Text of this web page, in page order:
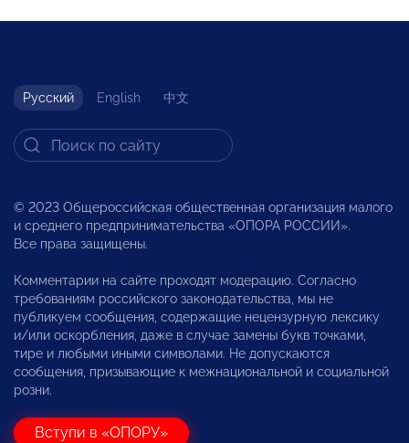
Русский English 中文
© 2023 Общероссийская общественная организация малого
и среднего предпринимательства «ОПОРА РОССИИ».
Все права защищены.
Комментарии на сайте проходят модерацию. Согласно
требованиям российского законодательства, мы не
публикуем сообщения, содержащие нецензурную лексику
и/или оскорбления, даже в случае замены букв точками,
тире и любыми иными символами. Не допускаются
сообщения, призывающие к межнациональной и социальной
розни.
Вступи в «ОПОРУ»